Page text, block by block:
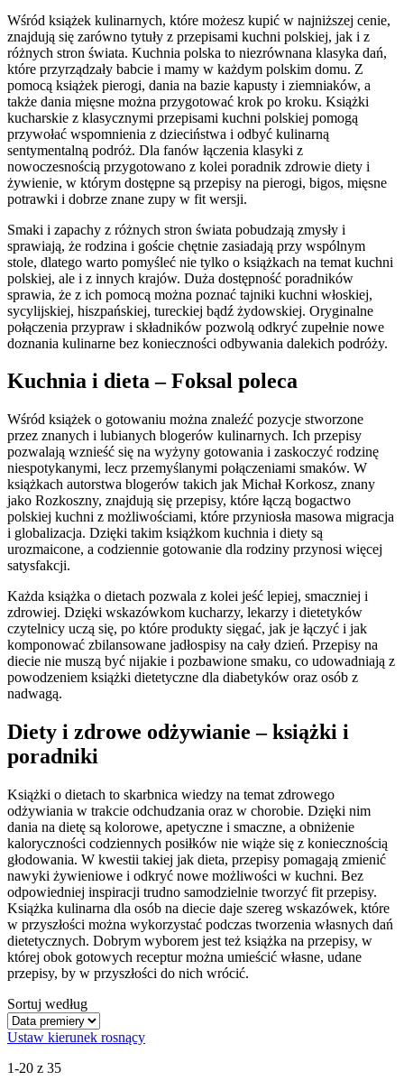
Wśród książek kulinarnych, które możesz kupić w najniższej cenie,
znajdują się zarówno tytuły z przepisami kuchni polskiej, jak i z
różnych stron świata. Kuchnia polska to niezrównana klasyka dań,
które przyrządzały babcie i mamy w każdym polskim domu. Z
pomocą książek pierogi, dania na bazie kapusty i ziemniaków, a
także dania mięsne można przygotować krok po kroku. Książki
kucharskie z klasycznymi przepisami kuchni polskiej pomogą
przywołać wspomnienia z dzieciństwa i odbyć kulinarną
sentymentalną podróż. Dla fanów łączenia klasyki z
nowoczesnością przygotowano z kolei poradnik zdrowie diety i
żywienie, w którym dostępne są przepisy na pierogi, bigos, mięsne
potrawki i dobrze znane zupy w fit wersji.
Smaki i zapachy z różnych stron świata pobudzają zmysły i
sprawiają, że rodzina i goście chętnie zasiadają przy wspólnym
stole, dlatego warto pomyśleć nie tylko o książkach na temat kuchni
polskiej, ale i z innych krajów. Duża dostępność poradników
sprawia, że z ich pomocą można poznać tajniki kuchni włoskiej,
sycylijskiej, hiszpańskiej, tureckiej bądź żydowskiej. Oryginalne
połączenia przypraw i składników pozwolą odkryć zupełnie nowe
doznania kulinarne bez konieczności odbywania dalekich podróży.
Kuchnia i dieta – Foksal poleca
Wśród książek o gotowaniu można znaleźć pozycje stworzone
przez znanych i lubianych blogerów kulinarnych. Ich przepisy
pozwalają wznieść się na wyżyny gotowania i zaskoczyć rodzinę
niespotykanymi, lecz przemyślanymi połączeniami smaków. W
książkach autorstwa blogerów takich jak Michał Korkosz, znany
jako Rozkoszny, znajdują się przepisy, które łączą bogactwo
polskiej kuchni z możliwościami, które przyniosła masowa migracja
i globalizacja. Dzięki takim książkom kuchnia i diety są
urozmaicone, a codziennie gotowanie dla rodziny przynosi więcej
satysfakcji.
Każda książka o dietach pozwala z kolei jeść lepiej, smaczniej i
zdrowiej. Dzięki wskazówkom kucharzy, lekarzy i dietetyków
czytelnicy uczą się, po które produkty sięgać, jak je łączyć i jak
komponować zbilansowane jadłospisy na cały dzień. Przepisy na
diecie nie muszą być nijakie i pozbawione smaku, co udowadniają z
powodzeniem książki dietetyczne dla diabetyków oraz osób z
nadwagą.
Diety i zdrowe odżywianie – książki i
poradniki
Książki o dietach to skarbnica wiedzy na temat zdrowego
odżywiania w trakcie odchudzania oraz w chorobie. Dzięki nim
dania na dietę są kolorowe, apetyczne i smaczne, a obniżenie
kaloryczności codziennych posiłków nie wiąże się z koniecznością
głodowania. W kwestii takiej jak dieta, przepisy pomagają zmienić
nawyki żywieniowe i odkryć nowe możliwości w kuchni. Bez
odpowiedniej inspiracji trudno samodzielnie tworzyć fit przepisy.
Książka kulinarna dla osób na diecie daje szereg wskazówek, które
w przyszłości można wykorzystać podczas tworzenia własnych dań
dietetycznych. Dobrym wyborem jest też książka na przepisy, w
której obok gotowych receptur można umieścić własne, udane
przepisy, by w przyszłości do nich wrócić.
Sortuj według
Ustaw kierunek rosnący
1-20 z 35